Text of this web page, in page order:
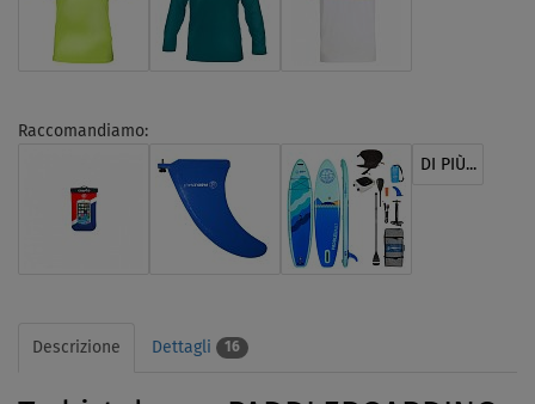
Raccomandiamo:
DI PIÙ...
Descrizione Dettagli 16